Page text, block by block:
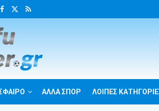
ΑΛΛΑ ΣΠΟΡ ΛΟΙΠΕΣ